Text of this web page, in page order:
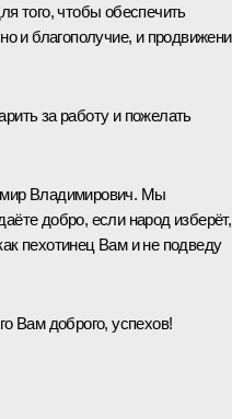
того, чтобы обеспечить
и благополучие, и
за работу и пожелать
Владимирович. Мы
добро, если народ изберёт,
пехотинец Вам и не подведу
Вам доброго, успехов!